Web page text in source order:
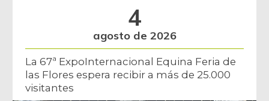
4
agosto de 2026
La 67ª ExpoInternacional Equina Feria de
las Flores espera recibir a más de 25.000
visitantes